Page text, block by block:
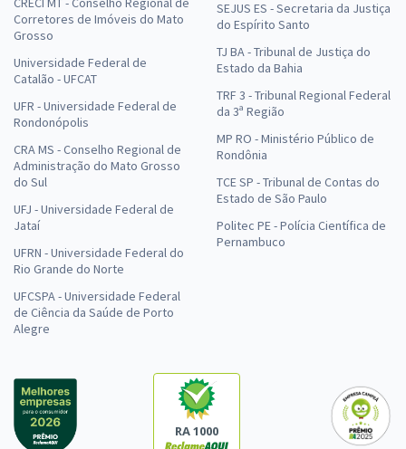
Corretores de Imóveis do Mato
Grosso
Universidade Federal de
Catalão - UFCAT
UFR - Universidade Federal de
Rondonópolis
CRA MS - Conselho Regional de
Administração do Mato Grosso
do Sul
UFJ - Universidade Federal de
Jataí
UFRN - Universidade Federal do
Rio Grande do Norte
UFCSPA - Universidade Federal
de Ciência da Saúde de Porto
Alegre
SEJUS ES - Secretaria da Justiça
do Espírito Santo
TJ BA - Tribunal de Justiça do
Estado da Bahia
TRF 3 - Tribunal Regional Federal
da 3ª Região
MP RO - Ministério Público de
Rondônia
TCE SP - Tribunal de Contas do
Estado de São Paulo
Politec PE - Polícia Científica de
Pernambuco
RA 1000